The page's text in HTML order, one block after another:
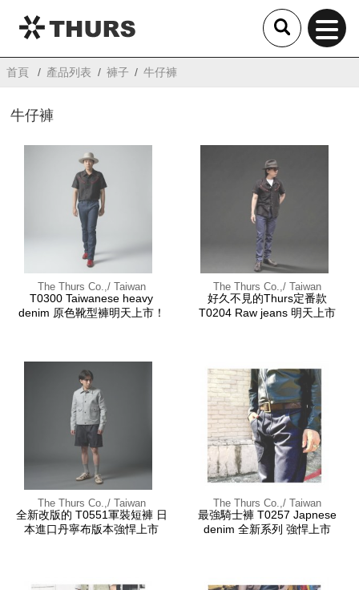
THURS
首頁 產品列表 褲子 牛仔褲
牛仔褲
The Thurs Co.,/ Taiwan
T0300 Taiwanese heavy
denim 原色靴型褲明天上市！
The Thurs Co.,/ Taiwan
好久不見的Thurs定番款
T0204 Raw jeans 明天上市
The Thurs Co.,/ Taiwan
全新改版的 T0551軍裝短褲 日
本進口丹寧布版本強悍上市
The Thurs Co.,/ Taiwan
最強騎士褲 T0257 Japnese
denim 全新系列 強悍上市